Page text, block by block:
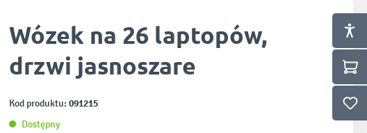
Wózek na 26 laptopów,
drzwi jasnoszare
Kod produktu: 091215
Dostępny